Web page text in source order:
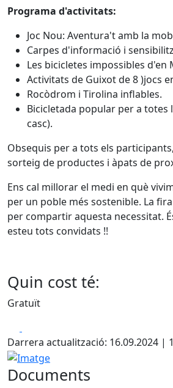
Programa d'activitats:
Joc Nou: Aventura't amb la
Carpes d'informació i
Les bicicletes impossibles d'en
Activitats de Guixot de 8 )jocs
Rocòdrom i Tirolina inflables.
Bicicletada popular per a totes
casc).
Obsequis per a tots els
sorteig de productes i àpats de
Ens cal millorar el medi en què
per un poble més sostenible. La
per compartir aquesta necessitat.
esteu tots convidats !!
Quin cost té:
Gratuït
Darrera actualització: 16.09.2024 |
Imatge
Documents